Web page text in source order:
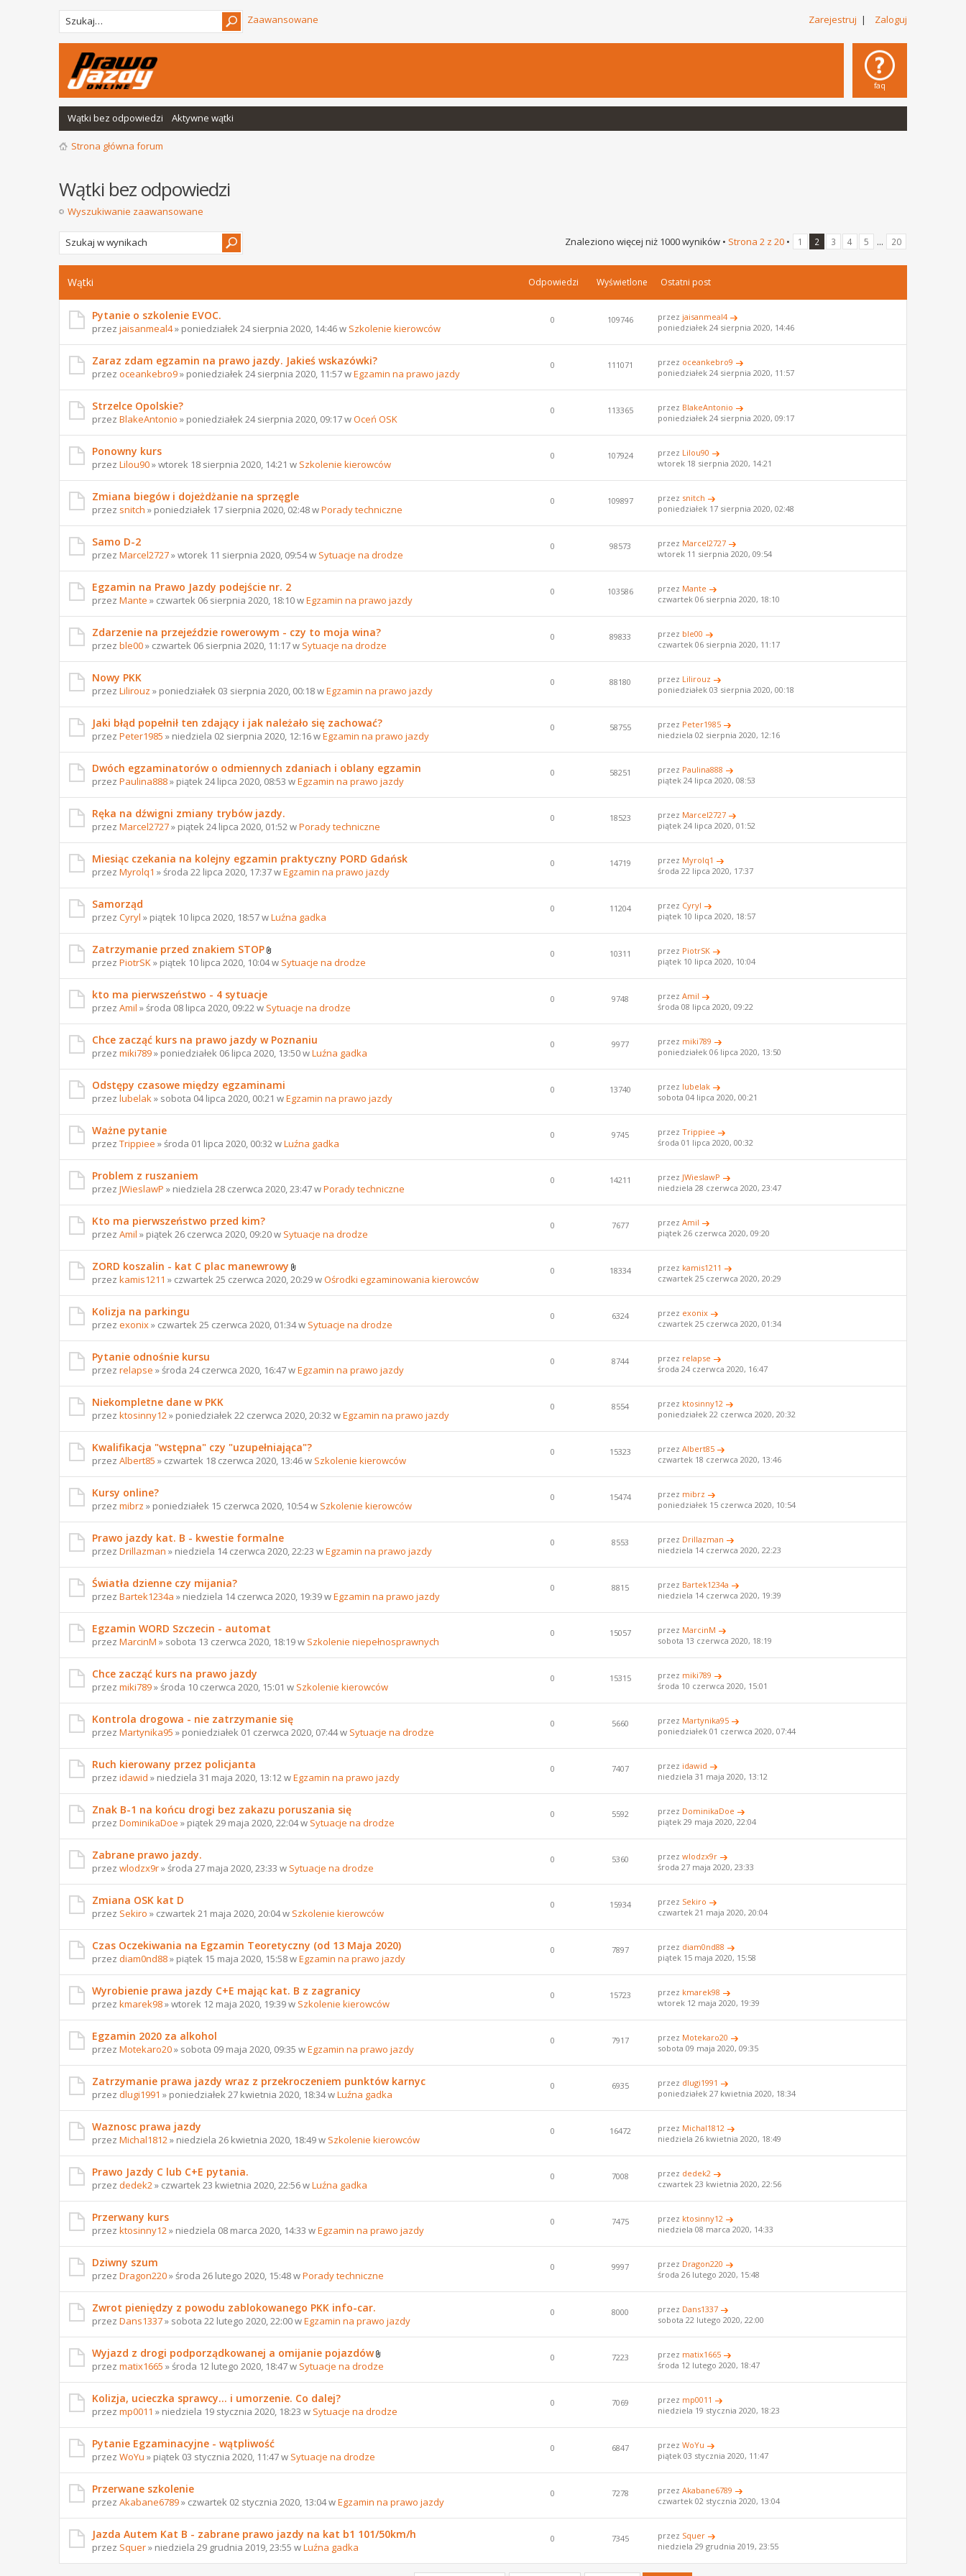
Zarejestruj | Zaloguj
Zaawansowane
faq
Wątki bez odpowiedzi Aktywne wątki
Strona główna forum
Wątki bez odpowiedzi
Wyszukiwanie zaawansowane
Znaleziono więcej niż 1000 wyników • Strona 2 z 20 • 1 2 3 4 5 ... 20
Wątki Odpowiedzi Wyświetlone Ostatni post
Pytanie o szkolenie EVOC.
przez jaisanmeal4» poniedziałek 24 sierpnia 2020, 14:46 w Szkolenie kierowców
0 109746 przez jaisanmeal4
poniedziałek 24 sierpnia 2020, 14:46
Zaraz zdam egzamin na prawo jazdy. Jakieś wskazówki?
przez oceankebro9» poniedziałek 24 sierpnia 2020, 11:57 wEgzamin na prawo jazdy
0 111071 przez oceankebro9
poniedziałek 24 sierpnia 2020, 11:57
Strzelce Opolskie?
przez BlakeAntonio » poniedziałek 24 sierpnia 2020, 09:17 wOceń OSK
0 113365 przez BlakeAntonio
poniedziałek 24 sierpnia 2020, 09:17
Ponowny kurs
przez Lilou90» wtorek 18 sierpnia 2020, 14:21 w Szkolenie kierowców
0 107924 przez Lilou90
wtorek 18 sierpnia 2020, 14:21
Zmiana biegów i dojeżdżanie na sprzęgle
przez snitch » poniedziałek 17 sierpnia 2020, 02:48 wPorady techniczne
0 109897 przez snitch
poniedziałek 17 sierpnia 2020, 02:48
Samo D-2
przez Marcel2727» wtorek 11 sierpnia 2020, 09:54 w Sytuacje na drodze
0 98573 przez Marcel2727
wtorek 11 sierpnia 2020, 09:54
Egzamin na Prawo Jazdy podejście nr. 2
przez Mante » czwartek 06 sierpnia 2020, 18:10 wEgzamin na prawo jazdy
0 103586 przez Mante
czwartek 06 sierpnia 2020, 18:10
Zdarzenie na przejeździe rowerowym - czy to moja wina?
przez ble00» czwartek 06 sierpnia 2020, 11:17 w Sytuacje na drodze
0 89833 przez ble00
czwartek 06 sierpnia 2020, 11:17
Nowy PKK
przez Lilirouz » poniedziałek 03 sierpnia 2020, 00:18 wEgzamin na prawo jazdy
0 88180 przez Lilirouz
poniedziałek 03 sierpnia 2020, 00:18
Jaki błąd popełnił ten zdający i jak należało się zachować?
przez Peter1985 » niedziela 02 sierpnia 2020, 12:16 wEgzamin na prawo jazdy
0 58755 przez Peter1985
niedziela 02 sierpnia 2020, 12:16
Dwóch egzaminatorów o odmiennych zdaniach i oblany egzamin
przez Paulina888» piątek 24 lipca 2020, 08:53 wEgzamin na prawo jazdy
0 58251 przez Paulina888
piątek 24 lipca 2020, 08:53
Ręka na dźwigni zmiany trybów jazdy.
przez Marcel2727» piątek 24 lipca 2020, 01:52 wPorady techniczne
0 18523 przez Marcel2727
piątek 24 lipca 2020, 01:52
Miesiąc czekania na kolejny egzamin praktyczny PORD Gdańsk
przez Myrolq1 » środa 22 lipca 2020, 17:37 wEgzamin na prawo jazdy
0 14719 przez Myrolq1
środa 22 lipca 2020, 17:37
Samorząd
przez Cyryl » piątek 10 lipca 2020, 18:57 wLuźna gadka
0 11204 przez Cyryl
piątek 10 lipca 2020, 18:57
Zatrzymanie przed znakiem STOP
przez PiotrSK » piątek 10 lipca 2020, 10:04 w Sytuacje na drodze
0 10311 przez PiotrSK
piątek 10 lipca 2020, 10:04
kto ma pierwszeństwo - 4 sytuacje
przez Amil » środa 08 lipca 2020, 09:22 w Sytuacje na drodze
0 9748 przezAmil
środa 08 lipca 2020, 09:22
Chce zacząć kurs na prawo jazdy w Poznaniu
przez miki789» poniedziałek 06 lipca 2020, 13:50 wLuźna gadka
0 9977 przez miki789
poniedziałek 06 lipca 2020, 13:50
Odstępy czasowe między egzaminami
przez lubelak » sobota 04 lipca 2020, 00:21 wEgzamin na prawo jazdy
0 13740 przez lubelak
sobota 04 lipca 2020, 00:21
Ważne pytanie
przez Trippiee » środa 01 lipca 2020, 00:32 wLuźna gadka
0 9745 przezTrippiee
środa 01 lipca 2020, 00:32
Problem z ruszaniem
przez JWieslawP » niedziela 28 czerwca 2020, 23:47 wPorady techniczne
0 14211 przez JWieslawP
niedziela 28 czerwca 2020, 23:47
Kto ma pierwszeństwo przed kim?
przez Amil » piątek 26 czerwca 2020, 09:20 w Sytuacje na drodze
0 7677 przezAmil
piątek 26 czerwca 2020, 09:20
ZORD koszalin - kat C plac manewrowy
przez kamis1211 » czwartek 25 czerwca 2020, 20:29 wOśrodki egzaminowania kierowców
0 18334 przez kamis1211
czwartek 25 czerwca 2020, 20:29
Kolizja na parkingu
przez exonix» czwartek 25 czerwca 2020, 01:34 w Sytuacje na drodze
0 6324 przez exonix
czwartek 25 czerwca 2020, 01:34
Pytanie odnośnie kursu
przez relapse » środa 24 czerwca 2020, 16:47 wEgzamin na prawo jazdy
0 8744 przez relapse
środa 24 czerwca 2020, 16:47
Niekompletne dane w PKK
przez ktosinny12 » poniedziałek 22 czerwca 2020, 20:32 wEgzamin na prawo jazdy
0 8554 przez ktosinny12
poniedziałek 22 czerwca 2020, 20:32
Kwalifikacja "wstępna" czy "uzupełniająca"?
przez Albert85 » czwartek 18 czerwca 2020, 13:46 w Szkolenie kierowców
0 15323 przezAlbert85
czwartek 18 czerwca 2020, 13:46
Kursy online?
przez mibrz » poniedziałek 15 czerwca 2020, 10:54 w Szkolenie kierowców
0 15474 przez mibrz
poniedziałek 15 czerwca 2020, 10:54
Prawo jazdy kat. B - kwestie formalne
przez Drillazman » niedziela 14 czerwca 2020, 22:23 wEgzamin na prawo jazdy
0 8553 przez Drillazman
niedziela 14 czerwca 2020, 22:23
Światła dzienne czy mijania?
przez Bartek1234a » niedziela 14 czerwca 2020, 19:39 wEgzamin na prawo jazdy
0 8815 przez Bartek1234a
niedziela 14 czerwca 2020, 19:39
Egzamin WORD Szczecin - automat
przez MarcinM » sobota 13 czerwca 2020, 18:19 w Szkolenie niepełnosprawnych
0 15057 przez MarcinM
sobota 13 czerwca 2020, 18:19
Chce zacząć kurs na prawo jazdy
przez miki789» środa 10 czerwca 2020, 15:01 w Szkolenie kierowców
0 15315 przez miki789
środa 10 czerwca 2020, 15:01
Kontrola drogowa - nie zatrzymanie się
przez Martynika95 » poniedziałek 01 czerwca 2020, 07:44 w Sytuacje na drodze
0 5660 przez Martynika95
poniedziałek 01 czerwca 2020, 07:44
Ruch kierowany przez policjanta
przez idawid » niedziela 31 maja 2020, 13:12 wEgzamin na prawo jazdy
0 7407 przez idawid
niedziela 31 maja 2020, 13:12
Znak B-1 na końcu drogi bez zakazu poruszania się
przez DominikaDoe » piątek 29 maja 2020, 22:04 w Sytuacje na drodze
0 5592 przez DominikaDoe
piątek 29 maja 2020, 22:04
Zabrane prawo jazdy.
przez wlodzx9r» środa 27 maja 2020, 23:33 w Sytuacje na drodze
0 5360 przezwlodzx9r
środa 27 maja 2020, 23:33
Zmiana OSK kat D
przez Sekiro » czwartek 21 maja 2020, 20:04 w Szkolenie kierowców
0 15934 przez Sekiro
czwartek 21 maja 2020, 20:04
Czas Oczekiwania na Egzamin Teoretyczny (od 13 Maja 2020)
przez diam0nd88» piątek 15 maja 2020, 15:58 wEgzamin na prawo jazdy
0 7897 przez diam0nd88
piątek 15 maja 2020, 15:58
Wyrobienie prawa jazdy C+E mając kat. B z zagranicy
przez kmarek98» wtorek 12 maja 2020, 19:39 w Szkolenie kierowców
0 15723 przez kmarek98
wtorek 12 maja 2020, 19:39
Egzamin 2020 za alkohol
przez Motekaro20» sobota 09 maja 2020, 09:35 wEgzamin na prawo jazdy
0 7917 przez Motekaro20
sobota 09 maja 2020, 09:35
Zatrzymanie prawa jazdy wraz z przekroczeniem punktów karnyc
przez dlugi1991 » poniedziałek 27 kwietnia 2020, 18:34 wLuźna gadka
0 6935 przez dlugi1991
poniedziałek 27 kwietnia 2020, 18:34
Waznosc prawa jazdy
przez Michal1812 » niedziela 26 kwietnia 2020, 18:49 w Szkolenie kierowców
0 16472 przez Michal1812
niedziela 26 kwietnia 2020, 18:49
Prawo Jazdy C lub C+E pytania.
przez dedek2 » czwartek 23 kwietnia 2020, 22:56 wLuźna gadka
0 7008 przez dedek2
czwartek 23 kwietnia 2020, 22:56
Przerwany kurs
przez ktosinny12 » niedziela 08 marca 2020, 14:33 wEgzamin na prawo jazdy
0 7475 przez ktosinny12
niedziela 08 marca 2020, 14:33
Dziwny szum
przez Dragon220» środa 26 lutego 2020, 15:48 wPorady techniczne
0 9997 przez Dragon220
środa 26 lutego 2020, 15:48
Zwrot pieniędzy z powodu zablokowanego PKK info-car.
przez Dans1337» sobota 22 lutego 2020, 22:00 wEgzamin na prawo jazdy
0 8000 przez Dans1337
sobota 22 lutego 2020, 22:00
Wyjazd z drogi podporządkowanej a omijanie pojazdów
przez matix1665 » środa 12 lutego 2020, 18:47 w Sytuacje na drodze
0 7223 przez matix1665
środa 12 lutego 2020, 18:47
Kolizja, ucieczka sprawcy... i umorzenie. Co dalej?
przez mp0011 » niedziela 19 stycznia 2020, 18:23 w Sytuacje na drodze
0 7069 przez mp0011
niedziela 19 stycznia 2020, 18:23
Pytanie Egzaminacyjne - wątpliwość
przez WoYu » piątek 03 stycznia 2020, 11:47 w Sytuacje na drodze
0 6847 przezWoYu
piątek 03 stycznia 2020, 11:47
Przerwane szkolenie
przez Akabane6789» czwartek 02 stycznia 2020, 13:04 wEgzamin na prawo jazdy
0 7278 przezAkabane6789
czwartek 02 stycznia 2020, 13:04
Jazda Autem Kat B - zabrane prawo jazdy na kat b1 101/50km/h
przez Squer» niedziela 29 grudnia 2019, 23:55 wLuźna gadka
0 7345 przez Squer
niedziela 29 grudnia 2019, 23:55